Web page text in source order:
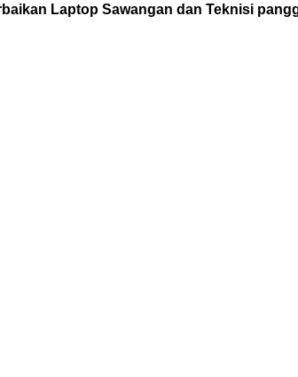
Laptop Sawangan dan Teknisi